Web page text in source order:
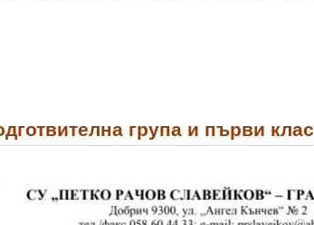
група и първи клас